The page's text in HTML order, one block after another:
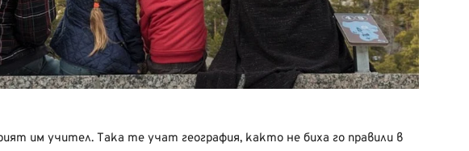
им учител. Така те учат география, както не биха го правили в